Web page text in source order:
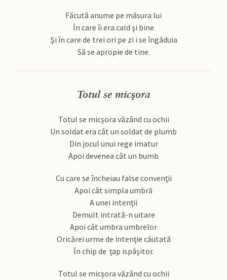
Făcută anume pe măsura lui
În care îi era cald şi bine
Şi în care de trei ori pe zi i se îngăduia
Să se apropie de tine.
Totul se micşora
Totul se micşora văzând cu ochii
Un soldat era cât un soldat de plumb
Din jocul unui rege imatur
Apoi devenea cât un bumb
Cu care se încheiau false convenţii
Apoi cât simpla umbră
A unei intenţii
Demult intrată-n uitare
Apoi cât umbra umbrelor
Oricărei urme de intenţie căutată
În chip de ţap ispăşitor.
Totul se micşora văzând cu ochii